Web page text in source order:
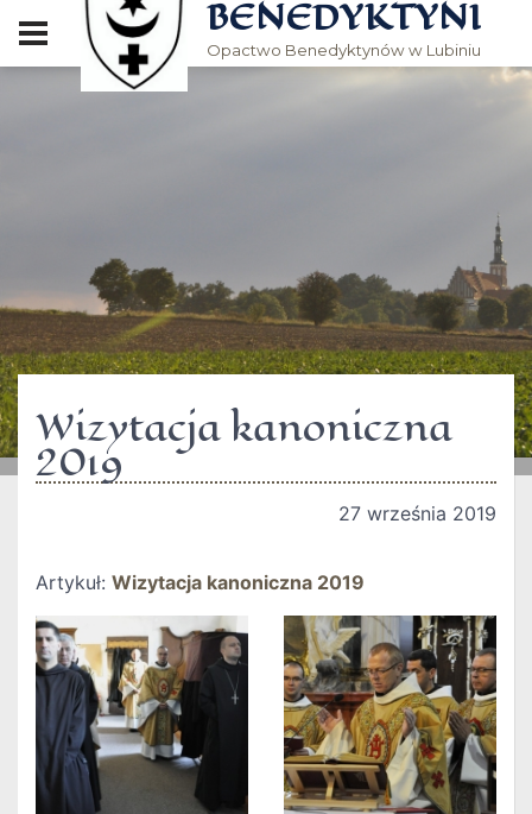
BENEDYKTYNI
Opactwo Benedyktynów w Lubiniu
Wizytacja kanoniczna
2019
27 września 2019
Artykuł: Wizytacja kanoniczna 2019